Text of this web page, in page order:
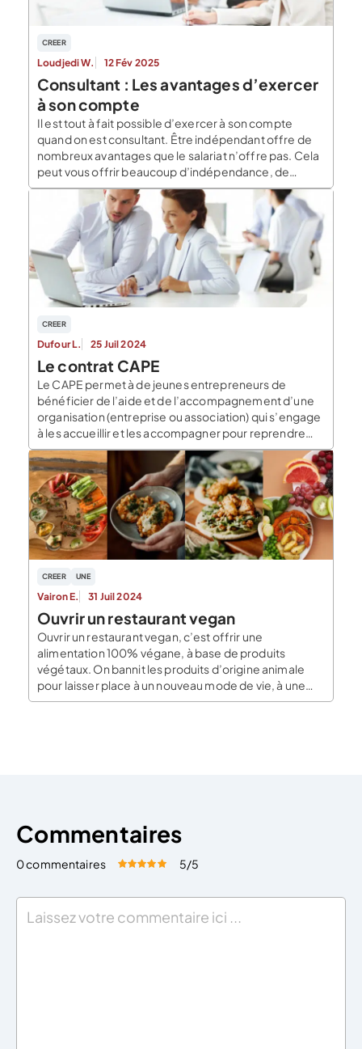
CREER
Loudjedi W. 12 Fév 2025
Consultant : Les avantages d’exercer
à son compte
Il est tout à fait possible d’exercer à son compte
quand on est consultant. Être indépendant offre de
nombreux avantages que le salariat n’offre pas. Cela
peut vous offrir beaucoup d’indépendance, de
liberté dans l’organisation de votre travail et dans la
construction de votre cabinet. Dans cet article, nous
vous détaillons les avantages d’être indépendant. […]
CREER
Dufour L. 25 Juil 2024
Le contrat CAPE
Le CAPE permet à de jeunes entrepreneurs de
bénéficier de l’aide et de l’accompagnement d’une
organisation (entreprise ou association) qui s’engage
à les accueillir et les accompagner pour reprendre
une entreprise ou préparer, tester et démarrer une
nouvelle activité. Le contrat d’appui au projet
d’entreprise : définition, caractéristiques et
bénéficiaires Le Contrat d’Appui au Projet
d’Entreprise […]
CREER UNE
Vairon E. 31 Juil 2024
Ouvrir un restaurant vegan
Ouvrir un restaurant vegan, c’est offrir une
alimentation 100% végane, à base de produits
végétaux. On bannit les produits d’origine animale
pour laisser place à un nouveau mode de vie, à une
nouvelle cuisine ! Voici les étapes indispensables pour
Commentaires
0 commentaires Évaluez cet article:
5/5